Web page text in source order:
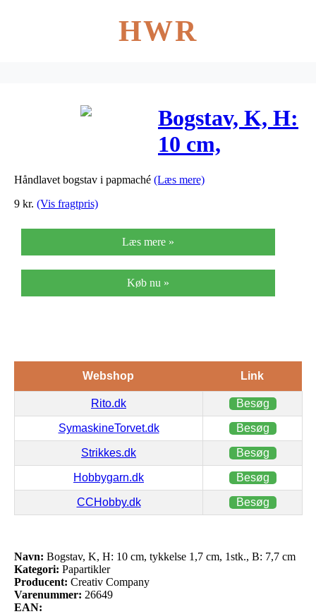
HWR
Bogstav, K, H:
10 cm,
tykkelse 1,7
7,7 cm
Håndlavet bogstav i papmaché (Læs mere)
9 kr. (Vis fragtpris)
Læs mere »
Køb nu »
Webshop Link
Rito.dk Besøg
SymaskineTorvet.dk Besøg
Strikkes.dk Besøg
Hobbygarn.dk Besøg
CCHobby.dk Besøg
Navn: Bogstav, K, H: 10 cm, tykkelse 1,7 cm, 1stk., B: 7,7 cm
Kategori: Papartikler
Producent: Creativ Company
Varenummer: 26649
EAN: